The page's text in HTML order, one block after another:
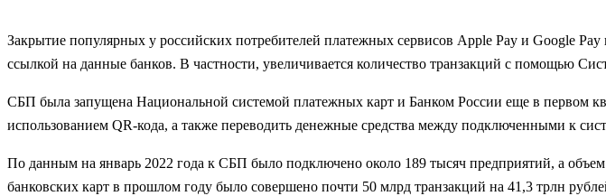
Закрытие популярных у российских потребителей платежных сервисов Apple Pay и Google
ссылкой на данные банков. В частности, увеличивается количество транзакций с помощью
СБП была запущена Национальной системой платежных карт и Банком России еще в первом
использованием QR-кода, а также переводить денежные средства между подключенными к
По данным на январь 2022 года к СБП было подключено около 189 тысяч предприятий, а
банковских карт в прошлом году было совершено почти 50 млрд транзакций на 41,3 трлн